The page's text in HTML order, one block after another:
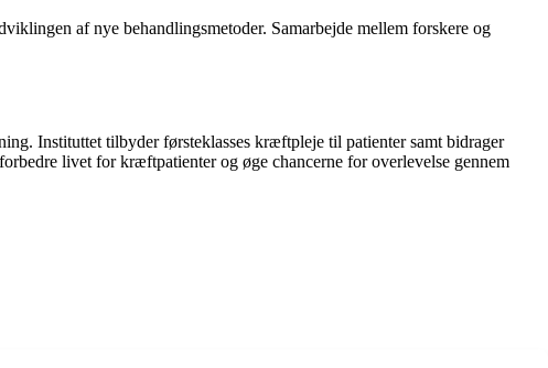
af ​​nye behandlingsmetoder. Samarbejde mellem forskere og
Instituttet tilbyder førsteklasses kræftpleje til patienter samt bidrager
livet for kræftpatienter og øge chancerne for overlevelse gennem